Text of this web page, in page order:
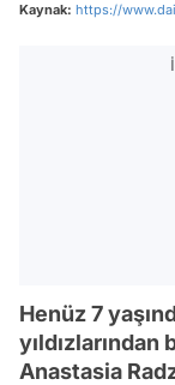
Kaynak: https://
Henüz 7
Anastasia